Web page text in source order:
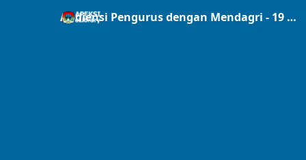
Audiensi Pengurus dengan Mendagri - 19 September 2025